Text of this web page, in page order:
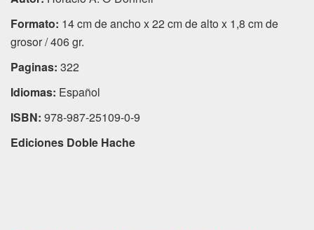
Formato: 14 cm de ancho x 22 cm de alto x 1,8 cm de
grosor / 406 gr.
Paginas: 322
Idiomas: Español
ISBN: 978-987-25109-0-9
Ediciones Doble Hache